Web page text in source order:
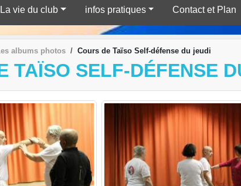
La vie du club infos pratiques Contact et Plan
albums photos Cours de Taïso Self-défense du jeudi
TAÏSO SELF-DÉFENSE